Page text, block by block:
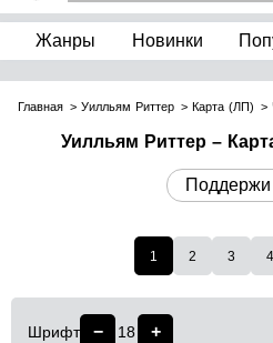
Жанры Новинки
Главная Уилльям Риттер Карта (ЛП)
Уилльям Риттер –
Поддержи
1 2 3 4
Шрифт − 18 +